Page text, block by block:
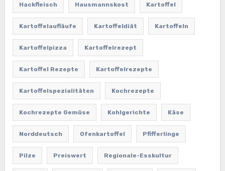
Hackfleisch Hausmannskost Kartoffel
Kartoffelaufläufe Kartoffeldiät Kartoffeln
Kartoffelpizza Kartoffelrezept
Kartoffel Rezepte Kartoffelrezepte
Kartoffelspezialitäten Kochrezepte
Kochrezepte Gemüse Kohlgerichte Käse
Norddeutsch Ofenkartoffel Pfifferlinge
Pilze Preiswert Regionale-Esskultur